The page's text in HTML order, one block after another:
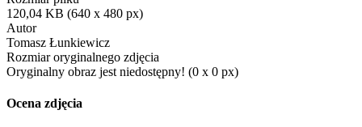
120,04 KB (640 x 480 px)
Autor
Tomasz Łunkiewicz
Rozmiar oryginalnego zdjęcia
Oryginalny obraz jest niedostępny! (0 x 0 px)
Ocena zdjęcia